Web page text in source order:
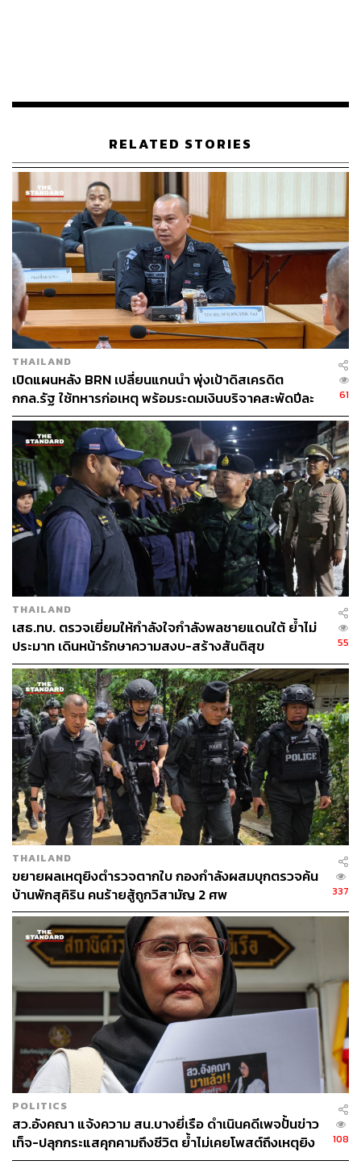
การดำเนินการกับผู้กระทำความผิดตามกฎหมายใน
ซึ่งเป็นปัญหาที่กระทบต่อความเป็นธรรมในระดับสากล
ต้องให้ตระหนักถึงความจำเป็นในการปฏิรูปกฎหมาย
และกระบวนการยุติธรรมของไทย
ทั้งนี้ เราขอยืนยันข้อเรียกร้องเหล่านี้ด้วยเจตจำนงที่มุ่งมั่น
และเปิดกว้างต่อผู้มีอำนาจในรัฐบาลและผู้บริหารข้าราชการ
ในพื้นที่ โดยเรามีความเชื่อมั่นว่าการแสวงหาความยุติธรรม
ในกรณีนี้ ไม่ใช่เพียงเรื่องของการลงโทษผู้กระทำผิด แต่คือ
การสร้างระบบที่เข้มแข็งเพื่อป้องกันไม่ให้เหตุการณ์เช่นนี้
เกิดขึ้นอีก เพื่อประโยชน์สูงสุดต่อสังคมและประเทศชาติ เรา
ขอเรียกร้องให้ดำเนินการอย่างเป็นรูปธรรม เพื่อให้พี่น้อง
ประชาชนได้รับความยุติธรรมที่แท้จริง พร้อมทั้งสร้างความ
เปลี่ยนแปลงในการบริหารจัดการในพื้นที่ภาคใต้ที่เคารพต่อ
สิทธิมนุษยชนและความเท่าเทียมของทุกฝ่าย
TAGS: เหตุการณ์การสลายการชุมนุมตากใบ
ตากใบ
สมัชชาประชาสังคมเพื่อสันติภาพ (CAP)
Civil Society Assembly For Peace (CAP)
นราธิวาส
339
ABOUT THE AUTHOR
THE STANDARD TEAM
กองบรรณาธิการ THE STANDARD
RELATED STORIES
THAILAND
เปิดแผนหลัง BRN เปลี่ยนแกนนำ พุ่งเป้าดิสเครดิต
กกล.รัฐ ใช้ทหารก่อเหตุ พร้อมระดมเงินบริจาคสะพัดปีละ
2,000 ล้านบาท
61
THAILAND
เสธ.ทบ. ตรวจเยี่ยมให้กำลังใจกำลังพลชายแดนใต้ ย้ำไม่
ประมาท เดินหน้ารักษาความสงบ-สร้างสันติสุข
55
THAILAND
ขยายผลเหตุยิงตำรวจตากใบ กองกำลังผสมบุกตรวจค้น
บ้านพักสุคิริน คนร้ายสู้ถูกวิสามัญ 2 ศพ
337
POLITICS
สว.อังคณา แจ้งความ สน.บางยี่เรือ ดำเนินคดีเพจปั้นข่าว
เท็จ-ปลุกกระแสคุกคามถึงชีวิต ย้ำไม่เคยโพสต์ถึงเหตุยิง
ทหารพราน 5 นาย ที่นราธิวาส
108